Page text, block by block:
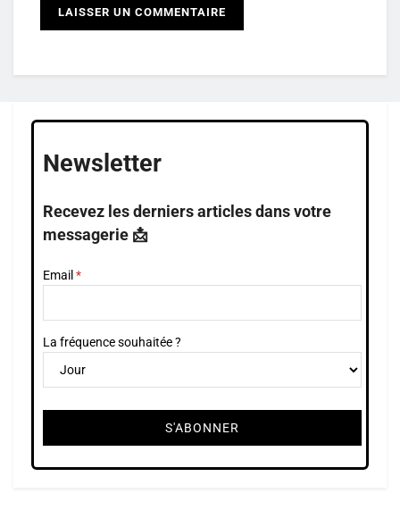
Newsletter
Recevez les derniers articles dans votre
messagerie 📩
Email
La fréquence souhaitée ?